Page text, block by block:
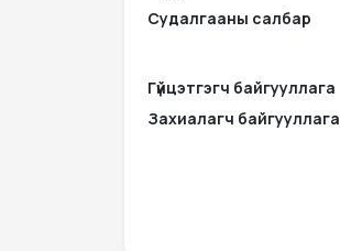
Судалгааны салбар
Гүйцэтгэгч байгууллага
Захиалагч байгууллага